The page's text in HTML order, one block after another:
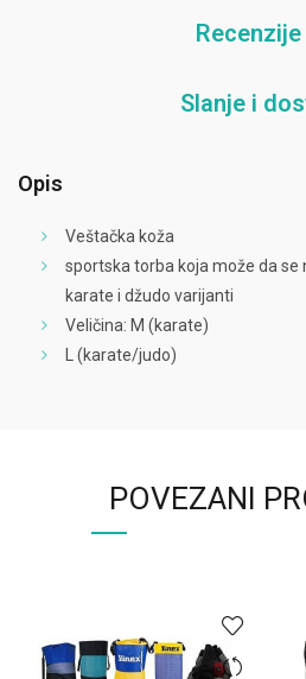
Slanje i
Opis
Veštačka koža
sportska torba koja može da se
karate i džudo varijanti
Veličina: M (karate)
L (karate/judo)
POVEZANI